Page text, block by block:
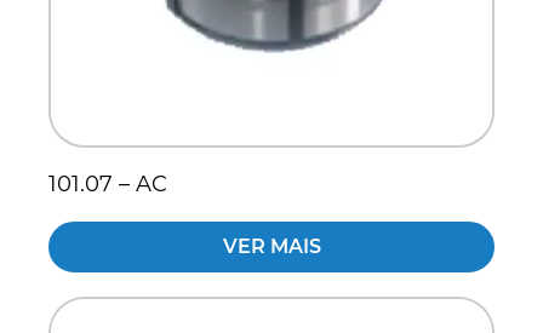
101.07 – AC
VER MAIS